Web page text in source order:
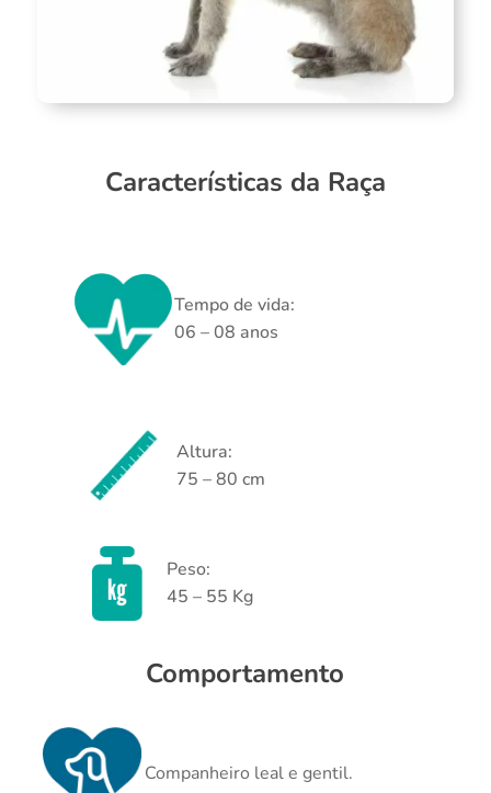
Características da Raça
Tempo de vida:
06 – 08 anos
Altura:
75 – 80 cm
Peso:
45 – 55 Kg
Comportamento
Companheiro leal e gentil.